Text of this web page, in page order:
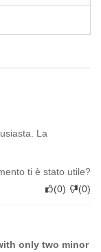
La
ti è stato utile?
(0) (0)
only two minor